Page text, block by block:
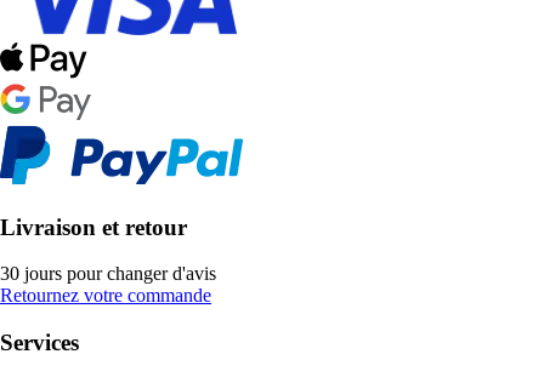
Livraison et retour
30 jours pour changer d'avis
Retournez votre commande
Services